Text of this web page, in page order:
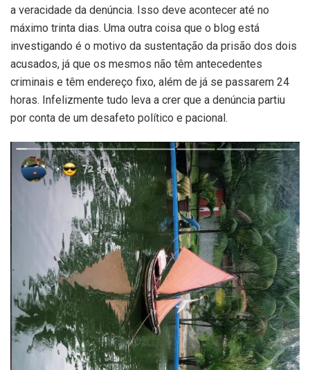
a veracidade da denúncia. Isso deve acontecer até no
máximo trinta dias. Uma outra coisa que o blog está
investigando é o motivo da sustentação da prisão dos dois
acusados, já que os mesmos não têm antecedentes
criminais e têm endereço fixo, além de já se passarem 24
horas. Infelizmente tudo leva a crer que a denúncia partiu
por conta de um desafeto político e pacional.